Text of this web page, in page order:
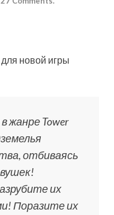
новой игры
жанре Tower
отбиваясь
их
Поразите их